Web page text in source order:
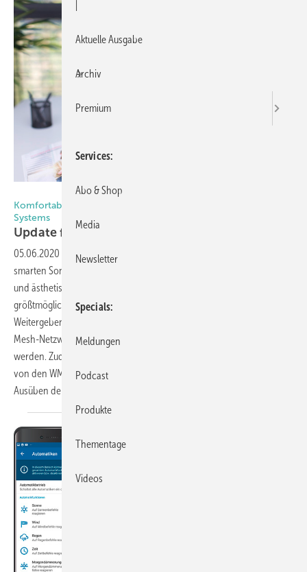
Komfortable Anwendung und Inbetriebnahme des WMS
Systems
Update für App und
05.06.2020
Das Funksystem WMS ist die intelligente Lösung für
smarten Sonnenschutz. Mit ihrer Verbindung von modernster Technik
und ästhetischem Design bietet die Steuerung den Nutzern
größtmöglichen Komfort und höchste Flexibilität. Durch das
Weitergeben der Befehle von Empfänger zu Empfänger über das
Mesh-Netzwerk können auch weit entfernte Produkte erreicht
werden. Zudem erhalten die Nutzer des bidirektionalen Funksystems
von den WMS Komponenten jeweils eine Rückmeldung über das
Ausüben der Fahrbefehle ihres
Aktuelle Ausgabe
Archiv
Premium
Services
Abo & Shop
Media
Newsletter
Specials
Meldungen
Podcast
Produkte
Thementage
Videos